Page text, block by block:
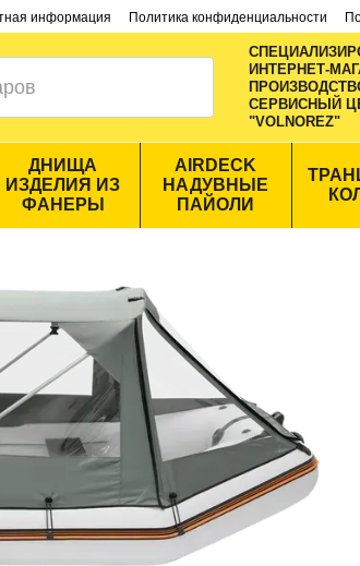
информация Политика конфиденциальности
ИНТЕРНЕТ-
CЕРВИСНЫЙ
"VOLNOREZ"
ДНИЩА
ИЗДЕЛИЯ ИЗ
ФАНЕРЫ
AIRDECK
НАДУВНЫЕ
ПАЙОЛИ